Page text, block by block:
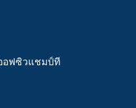
อฟซิวแชมป์ที